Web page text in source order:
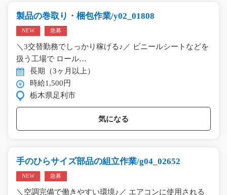
製品の巻取り・梱包作業/y02_01808
NEW 急募
＼3交替勤務でしっかり稼げる♪／ ビニールシートなどを
扱う工場で ロール…
長期（3ヶ月以上）
時給1,500円
栃木県足利市
気になる
手のひらサイズ部品の組立作業/g04_02652
NEW 急募
＼空調完備で働きやすい環境♪／ エアコンに使用される